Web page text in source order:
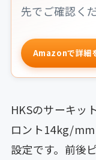
先でご確認く
Amazonで詳細
HKSのサーキッ
ロント14kg/
設定です。前後